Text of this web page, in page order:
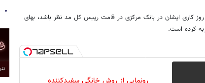
روز کاری ایشان در بانک مرکزی در قامت رییس کل مد نظر باشد، بهای
کرده است.